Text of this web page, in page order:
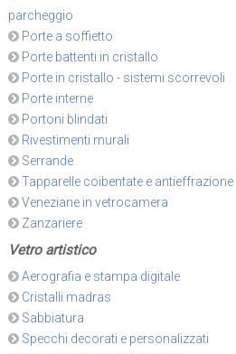
parcheggio
Porte a soffietto
Porte battenti in cristallo
Porte in cristallo - sistemi scorrevoli
Porte interne
Portoni blindati
Rivestimenti murali
Serrande
Tapparelle coibentate e antieffrazione
Veneziane in vetrocamera
Zanzariere
Vetro artistico
Aerografia e stampa digitale
Cristalli madras
Sabbiatura
Specchi decorati e personalizzati